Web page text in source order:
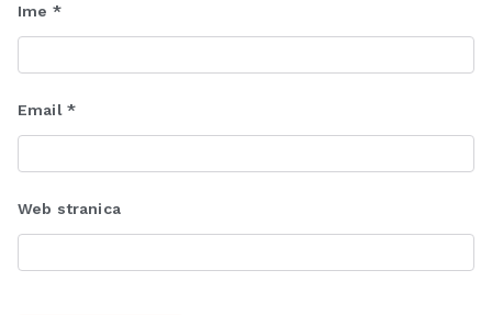
Ime *
Email *
Web stranica